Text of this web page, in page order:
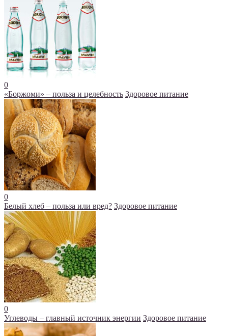
0
«Боржоми» – польза и целебность Здоровое питание
0
Белый хлеб – польза или вред? Здоровое питание
0
Углеводы – главный источник энергии Здоровое питание